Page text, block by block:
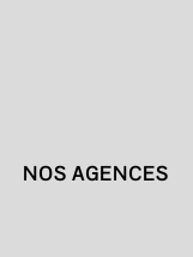
NOS AGENCES